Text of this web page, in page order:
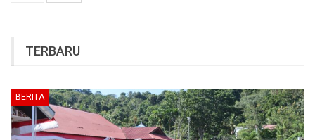
TERBARU
BERITA